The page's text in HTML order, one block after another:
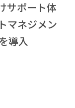
サポート体
マネジメン
導入